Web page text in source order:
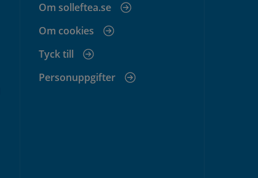
Om solleftea.se
Om cookies
Tyck till
Personuppgifter